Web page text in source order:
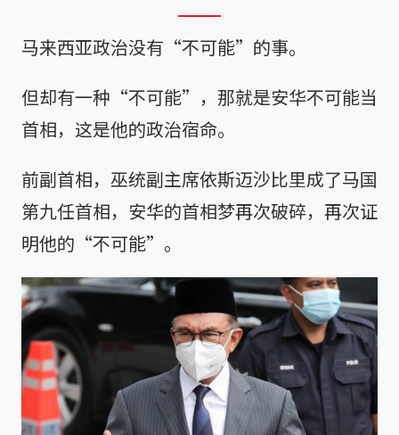
马来西亚政治没有“不可能”的事。
但却有一种“不可能”，那就是安华不可能当
首相，这是他的政治宿命。
前副首相，巫统副主席依斯迈沙比里成了马国
第九任首相，安华的首相梦再次破碎，再次证
明他的“不可能”。